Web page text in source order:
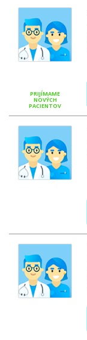
PRIJÍMAME
NOVÝCH
PACIENTOV